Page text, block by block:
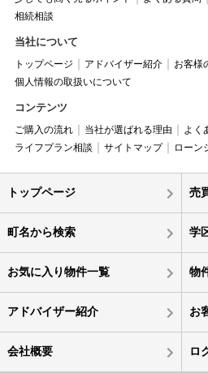
相続相談
当社について
トップページ アドバイザー紹介 お客様
個人情報の取扱いについて
コンテンツ
ご購入の流れ 当社が選ばれる理由 よく
ライフプラン相談
サイトマップ ローン
トップページ 売
町名から検索 学
お気に入り物件一覧 物
アドバイザー紹介 お
会社概要 ロ